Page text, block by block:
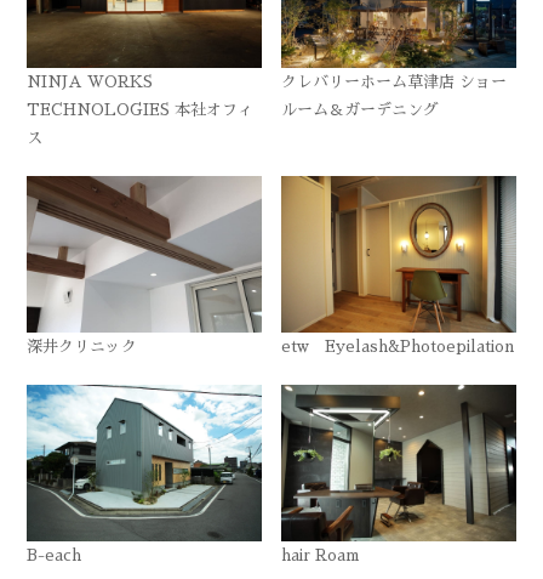
NINJA WORKS
TECHNOLOGIES 本社オフィ
ス
クレバリーホーム草津店 ショー
ルーム＆ガーデニング
深井クリニック etw Eyelash&Photoepilation
B-each hair Roam